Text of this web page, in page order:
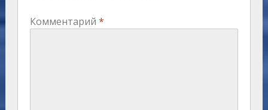
Комментарий *